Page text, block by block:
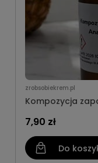
zrobsobiekrem.pl
Kompozycja
7,90 zł
Do